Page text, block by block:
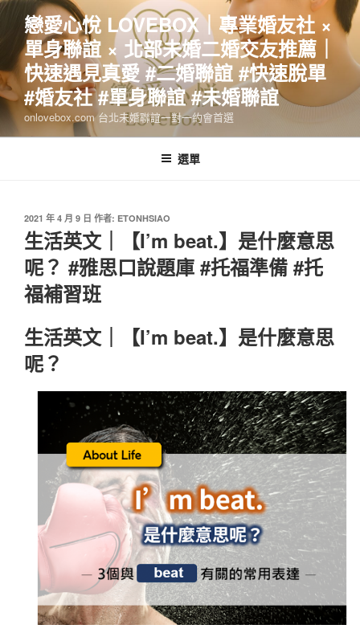
跳
主
要
內
容
戀愛心悅 LOVEBOX｜專業婚友社 ×
單身聯誼 × 北部未婚二婚交友推薦｜
快速遇見真愛 #二婚聯誼 #快速脫單
#婚友社 #單身聯誼 #未婚聯誼
onlovebox.com 台北未婚聯誼一對一約會首選
選單
發
佈
於
2021 年 4 月 9 日 作者: ETONHSIAO
生活英文｜【I’m beat.】是什麼意思
呢？ #雅思口說題庫 #托福準備 #托
福補習班
生活英文｜【I’m beat.】是什麼意思
呢？